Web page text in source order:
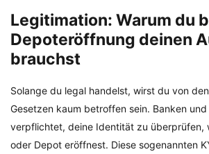
Legitimation: Warum du
Depoteröffnung deinen
brauchst
Solange du legal handelst, wirst du von
Gesetzen kaum betroffen sein. Banken
verpflichtet, deine Identität zu überprüfen,
oder Depot eröffnest. Diese sogenannten